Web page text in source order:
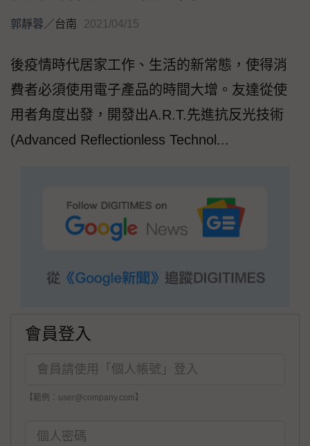
郭靜蓉／台南 2021/04/15
後疫情時代居家工作、生活的新常態，使得消
費者必須使用電子產品的時間大增。友達從使
用者角度出發，開發出A.R.T.先進抗反光技術
(Advanced Reflectionless Technol...
會員登入
【範例：user@company.com】